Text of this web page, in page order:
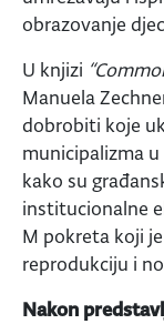
obrazovanje
U knjizi
Manuela
dobrobiti koje
municipalizma
kako su
institucionalne
M pokreta koji
reprodukciju i
Nakon